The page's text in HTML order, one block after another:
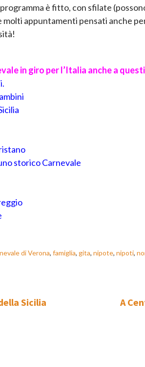
è fitto, con sfilate
appuntamenti pensati anche
in giro per l’Italia anche a
storico Carnevale
di Verona, famiglia, gita, nipote, nipoti,
Sicilia
A